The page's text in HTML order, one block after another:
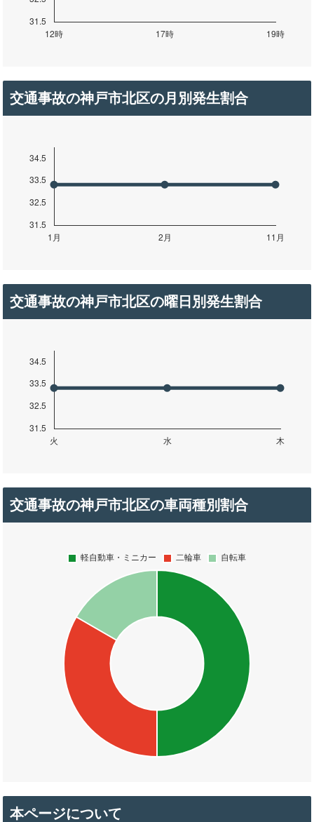
交通事故の神戸市北区の月別発生割合
交通事故の神戸市北区の曜日別発生割合
交通事故の神戸市北区の車両種別割合
本ページについて